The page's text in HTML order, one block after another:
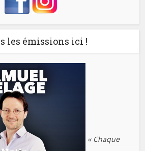
les émissions ici !
« Chaque